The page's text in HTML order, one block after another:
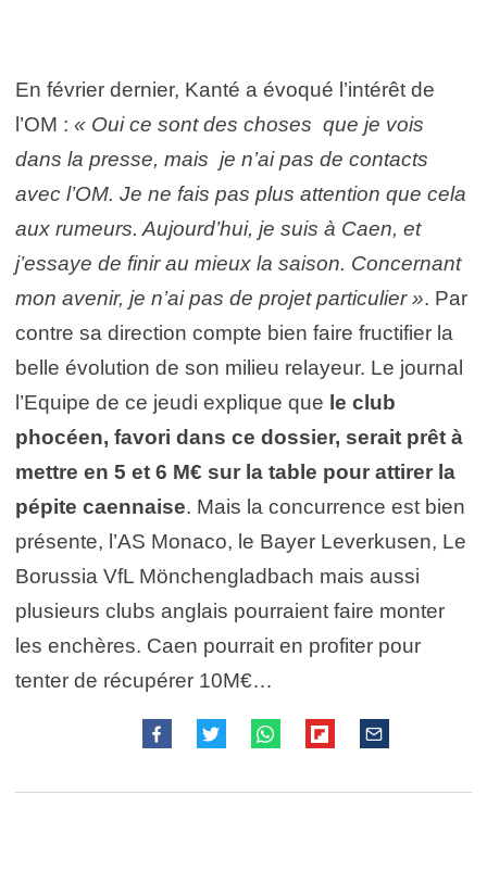
En février dernier, Kanté a évoqué l’intérêt de
l’OM : « Oui ce sont des choses que je vois
dans la presse, mais je n’ai pas de contacts
avec l’OM. Je ne fais pas plus attention que cela
aux rumeurs. Aujourd’hui, je suis à Caen, et
j’essaye de finir au mieux la saison. Concernant
mon avenir, je n’ai pas de projet particulier ». Par
contre sa direction compte bien faire fructifier la
belle évolution de son milieu relayeur. Le journal
l’Equipe de ce jeudi explique que le club
phocéen, favori dans ce dossier, serait prêt à
mettre en 5 et 6 M€ sur la table pour attirer la
pépite caennaise. Mais la concurrence est bien
présente, l’AS Monaco, le Bayer Leverkusen, Le
Borussia VfL Mönchengladbach mais aussi
plusieurs clubs anglais pourraient faire monter
les enchères. Caen pourrait en profiter pour
tenter de récupérer 10M€…